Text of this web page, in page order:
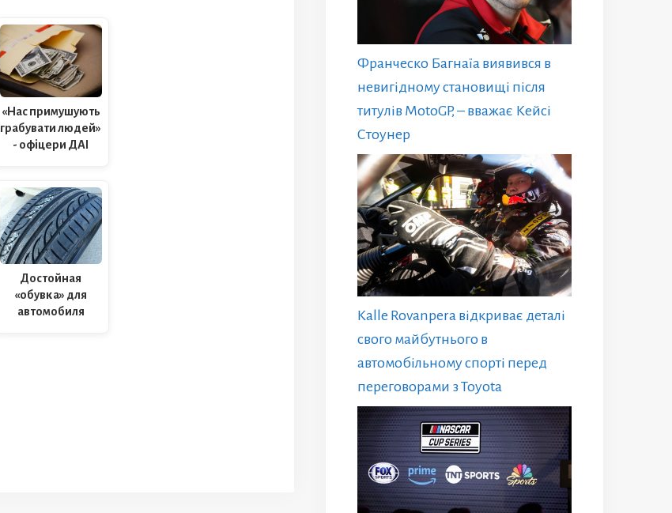
«Нас примушують
грабувати людей»
- офіцери ДАІ
Достойная
«обувка» для
автомобиля
Франческо Багнаїа виявився в
невигідному становищі після
титулів MotoGP, – вважає Кейсі
Стоунер
Kalle Rovanpera відкриває деталі
свого майбутнього в
автомобільному спорті перед
переговорами з Toyota